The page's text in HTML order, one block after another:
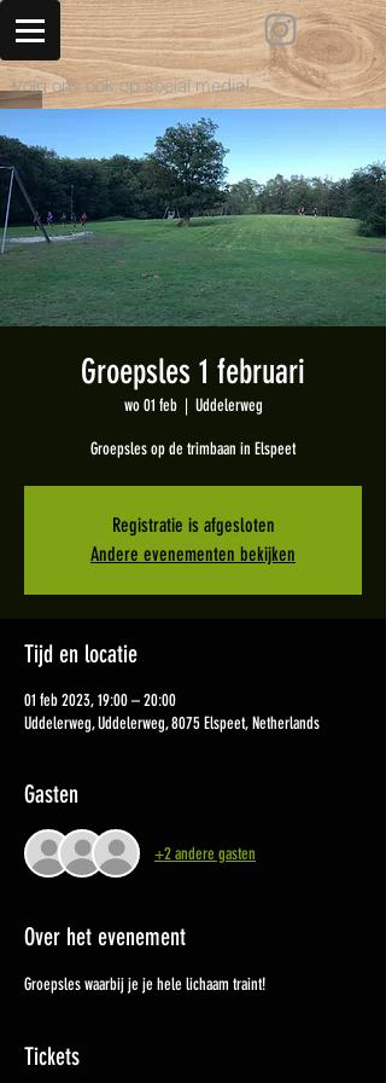
Volg ons ook op social media!
Groepsles 1 februari
wo 01 feb
  |
Uddelerweg
Groepsles op de trimbaan in Elspeet
Registratie is afgesloten
Andere evenementen bekijken
Tijd en locatie
01 feb 2023, 19:00 – 20:00
Uddelerweg, Uddelerweg, 8075 Elspeet, Netherlands
Gasten
+2 andere gasten
Over het evenement
Groepsles waarbij je je hele lichaam traint!
Tickets